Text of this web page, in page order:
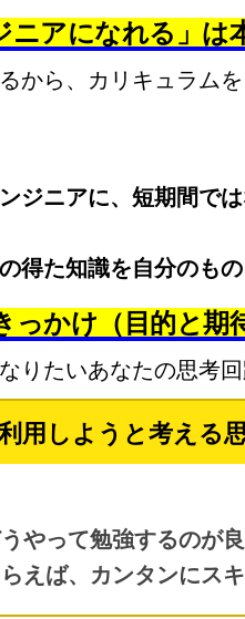
ニアになれる」は
から、カリキュラム
ジニアに、短期間では
得た知識を自分のも
かけ（目的と期
りたいあなたの思考回
用しようと考える
やって勉強するのが
えば、カンタンにス